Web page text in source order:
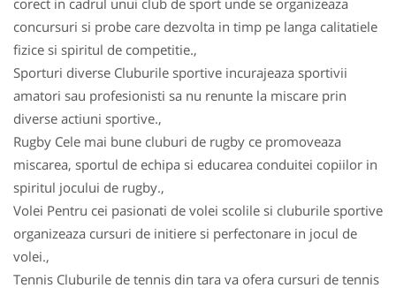
corect in cadrul unui club de sport unde se organizeaza
concursuri si probe care dezvolta in timp pe langa calitatiele
fizice si spiritul de competitie.,
Sporturi diverse Cluburile sportive incurajeaza sportivii
amatori sau profesionisti sa nu renunte la miscare prin
diverse actiuni sportive.,
Rugby Cele mai bune cluburi de rugby ce promoveaza
miscarea, sportul de echipa si educarea conduitei copiilor in
spiritul jocului de rugby.,
Volei Pentru cei pasionati de volei scolile si cluburile sportive
organizeaza cursuri de initiere si perfectonare in jocul de
volei.,
Tennis Cluburile de tennis din tara va ofera cursuri de tennis